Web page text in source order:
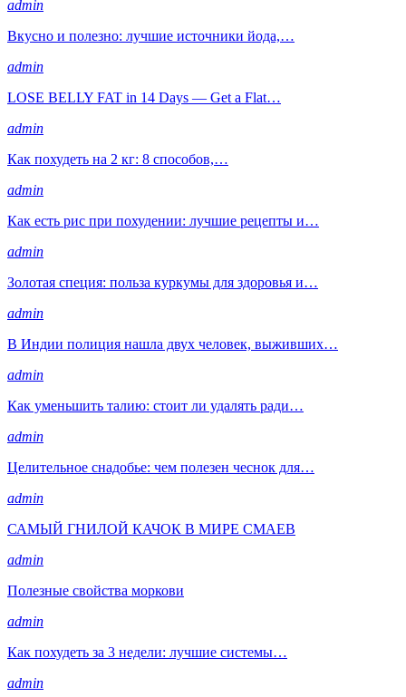
admin
Вкусно и полезно: лучшие источники йода,…
admin
LOSE BELLY FAT in 14 Days — Get a Flat…
admin
Как похудеть на 2 кг: 8 способов,…
admin
Как есть рис при похудении: лучшие рецепты и…
admin
Золотая специя: польза куркумы для здоровья и…
admin
В Индии полиция нашла двух человек, выживших…
admin
Как уменьшить талию: стоит ли удалять ради…
admin
Целительное снадобье: чем полезен чеснок для…
admin
САМЫЙ ГНИЛОЙ КАЧОК В МИРЕ СМАЕВ
admin
Полезные свойства моркови
admin
Как похудеть за 3 недели: лучшие системы…
admin